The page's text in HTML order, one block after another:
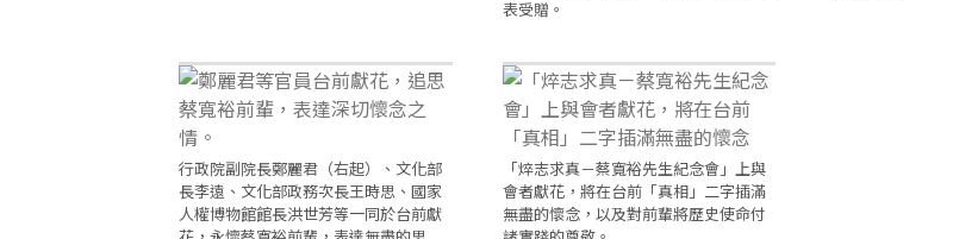
表受贈。
行政院副院長鄭麗君（右起）、文化部
長李遠、文化部政務次長王時思、國家
人權博物館館長洪世芳等一同於台前獻
「焠志求真－蔡寬裕先生紀念會」上與
會者獻花，將在台前「真相」二字插滿
無盡的懷念，以及對前輩將歷史使命付